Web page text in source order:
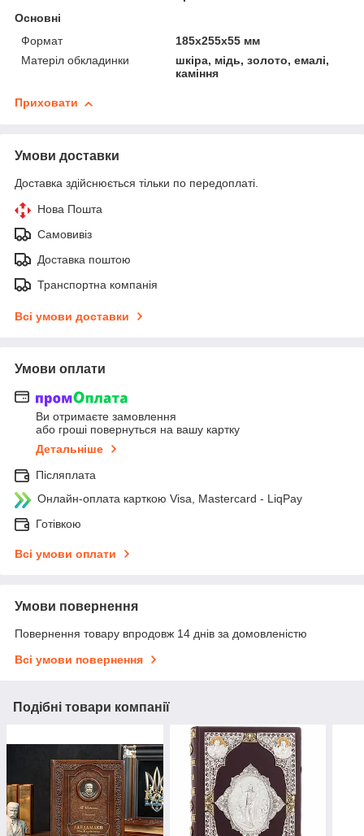
Основні
Формат
185x255x55 мм
Матеріл обкладинки
шкіра, мідь, золото, емалі,
каміння
Приховати
Умови доставки
Доставка здійснюється тільки по передоплаті.
Нова Пошта
Самовивіз
Доставка поштою
Транспортна компанія
Всі умови доставки
Умови оплати
Ви отримаєте замовлення
або гроші повернуться на вашу картку
Детальніше
Післяплата
Онлайн-оплата карткою Visa, Mastercard - LiqPay
Готівкою
Всі умови оплати
Умови повернення
Повернення товару впродовж 14 днів за домовленістю
Всі умови повернення
Подібні товари компанії